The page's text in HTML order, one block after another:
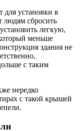
установки в
людям сбросить
легкую,
меньше
здания не
с таким
нередко
с такой крышей